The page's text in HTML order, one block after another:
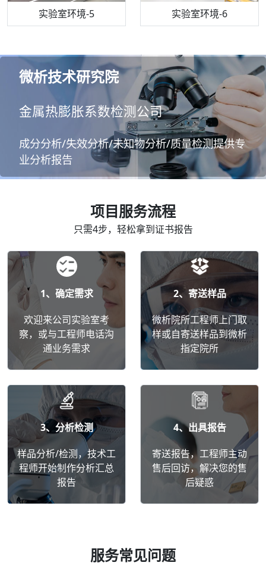
实验室环境-5 实验室环境-6
机构质检技术员-5 机构质检技术员-6
气相色谱仪 万能力学试验仪
微析技术研究院
金属热膨胀系数检测公司
成分分析/失效分析/未知物分析/质量检测提供专
业分析报告
项目服务流程
只需4步，轻松拿到证书报告
1、确定需求
欢迎来公司实验室考
察，或与工程师电话沟
通业务需求
2、寄送样品
微析院所工程师上门取
样或自寄送样品到微析
指定院所
3、分析检测
样品分析/检测，技术工
程师开始制作分析汇总
报告
4、出具报告
寄送报告，工程师主动
售后回访，解决您的售
后疑惑
服务常见问题